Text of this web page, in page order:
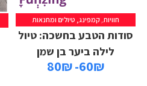
חוויות, קמפינג, טיולים ומחנאות
סודות הטבע בחשכה: טיול
לילה ביער בן שמן
60₪- 80₪